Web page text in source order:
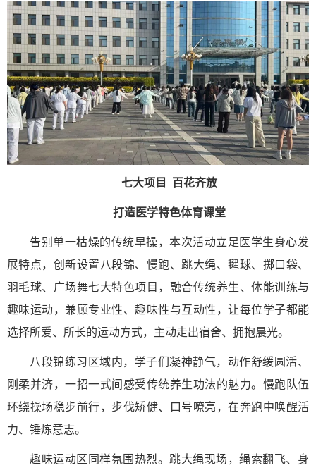
七大项目 百花齐放
打造医学特色体育课堂
告别单一枯燥的传统早操，本次活动立足医学生身心发
展特点，创新设置八段锦、慢跑、跳大绳、毽球、掷口袋、
羽毛球、广场舞七大特色项目，融合传统养生、体能训练与
趣味运动，兼顾专业性、趣味性与互动性，让每位学子都能
选择所爱、所长的运动方式，主动走出宿舍、拥抱晨光。
八段锦练习区域内，学子们凝神静气，动作舒缓圆活、
刚柔并济，一招一式间感受传统养生功法的魅力。慢跑队伍
环绕操场稳步前行，步伐矫健、口号嘹亮，在奔跑中唤醒活
力、锤炼意志。
趣味运动区同样氛围热烈。跳大绳现场，绳索翻飞、身